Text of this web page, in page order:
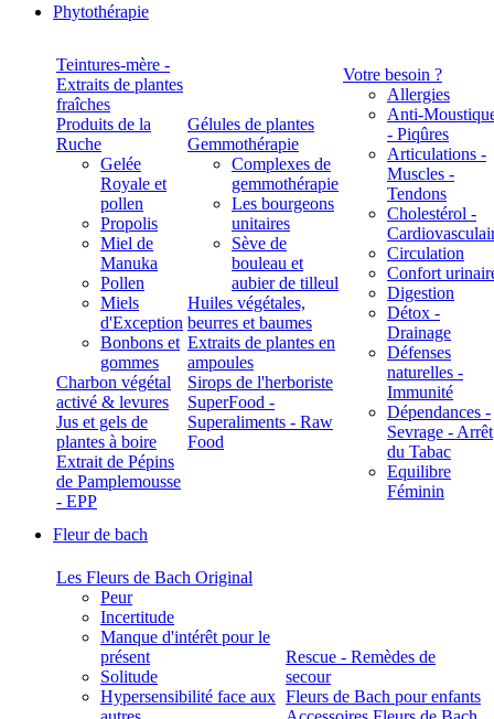
Phytothérapie
Teintures-mère -
Extraits de plantes
fraîches
Produits de la
Ruche
Gelée
Royale et
pollen
Propolis
Miel de
Manuka
Pollen
Miels
d'Exception
Bonbons et
gommes
Charbon végétal
activé & levures
Jus et gels de
plantes à boire
Extrait de Pépins
de Pamplemousse
- EPP
Gélules de plantes
Gemmothérapie
Complexes de
gemmothérapie
Les bourgeons
unitaires
Sève de
bouleau et
aubier de tilleul
Huiles végétales,
beurres et baumes
Extraits de plantes en
ampoules
Sirops de l'herboriste
SuperFood -
Superaliments - Raw
Food
Votre besoin ?
Allergies
Anti-
- Piqûres
Articulations -
Muscles -
Tendons
Cholestérol -
Circulation
Confort
Digestion
Détox -
Drainage
Défenses
naturelles -
Immunité
Dépendances -
Sevrage - Arrêt
du Tabac
Equilibre
Féminin
Fleur de bach
Les Fleurs de Bach Original
Peur
Incertitude
Manque d'intérêt pour le
présent
Solitude
Hypersensibilité face aux
Rescue - Remèdes de
secour
Fleurs de Bach pour enfants